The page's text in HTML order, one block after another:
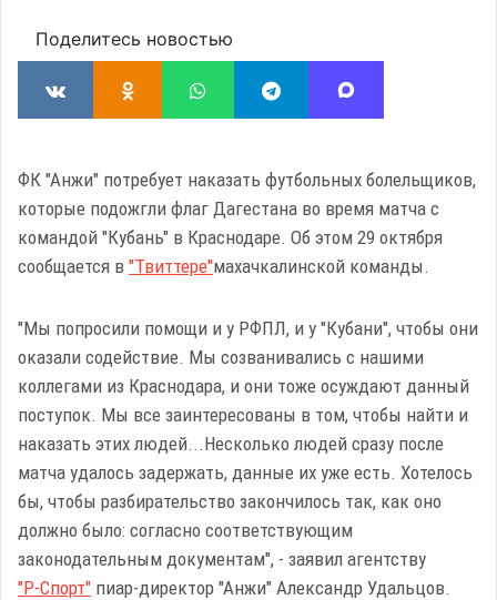
Поделитесь новостью
ФК "Анжи" потребует наказать футбольных болельщиков,
которые подожгли флаг Дагестана во время матча с
командой "Кубань" в Краснодаре. Об этом 29 октября
сообщается в "Твиттере"махачкалинской команды.
"Мы попросили помощи и у РФПЛ, и у "Кубани", чтобы они
оказали содействие. Мы созванивались с нашими
коллегами из Краснодара, и они тоже осуждают данный
поступок. Мы все заинтересованы в том, чтобы найти и
наказать этих людей...Несколько людей сразу после
матча удалось задержать, данные их уже есть. Хотелось
бы, чтобы разбирательство закончилось так, как оно
должно было: согласно соответствующим
законодательным документам", - заявил агентству
"Р-Спорт" пиар-директор "Анжи" Александр Удальцов.